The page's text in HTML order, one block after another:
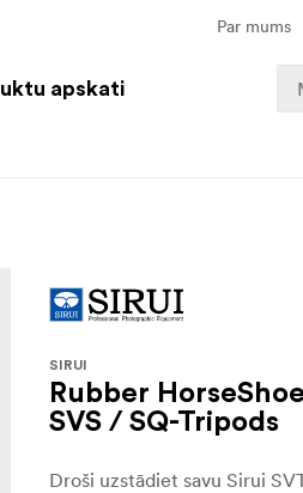
Par mums
apskati
SIRUI
Rubber
SVS / SQ-Tripods
Droši uzstādiet savu Sirui